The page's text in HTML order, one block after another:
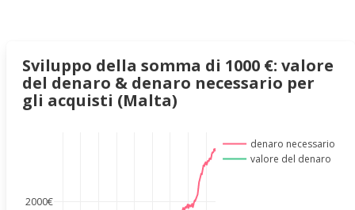
Sviluppo della somma di 1000 €: valore
del denaro & denaro necessario per
gli acquisti (Malta)
2000€
denaro necessario
valore del denaro